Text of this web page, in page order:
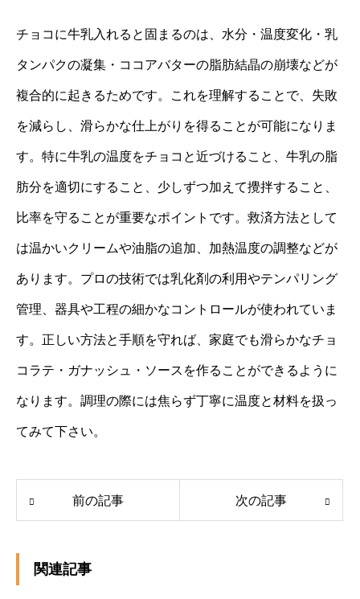
チョコに牛乳入れると固まるのは、水分・温度変化・乳
タンパクの凝集・ココアバターの脂肪結晶の崩壊などが
複合的に起きるためです。これを理解することで、失敗
を減らし、滑らかな仕上がりを得ることが可能になりま
す。特に牛乳の温度をチョコと近づけること、牛乳の脂
肪分を適切にすること、少しずつ加えて攪拌すること、
比率を守ることが重要なポイントです。救済方法として
は温かいクリームや油脂の追加、加熱温度の調整などが
あります。プロの技術では乳化剤の利用やテンパリング
管理、器具や工程の細かなコントロールが使われていま
す。正しい方法と手順を守れば、家庭でも滑らかなチョ
コラテ・ガナッシュ・ソースを作ることができるように
なります。調理の際には焦らず丁寧に温度と材料を扱っ
てみて下さい。
前の記事 次の記事
関連記事